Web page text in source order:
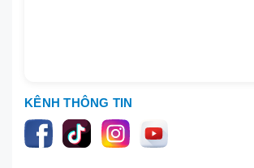
KÊNH THÔNG TIN